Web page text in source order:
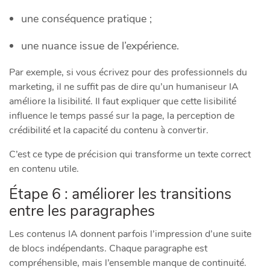
une conséquence pratique ;
une nuance issue de l’expérience.
Par exemple, si vous écrivez pour des professionnels du
marketing, il ne suffit pas de dire qu’un humaniseur IA
améliore la lisibilité. Il faut expliquer que cette lisibilité
influence le temps passé sur la page, la perception de
crédibilité et la capacité du contenu à convertir.
C’est ce type de précision qui transforme un texte correct
en contenu utile.
Étape 6 : améliorer les transitions
entre les paragraphes
Les contenus IA donnent parfois l’impression d’une suite
de blocs indépendants. Chaque paragraphe est
compréhensible, mais l’ensemble manque de continuité.